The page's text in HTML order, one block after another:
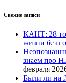
Свежие записи
КАНТ: 28
жизни без
знаем про
февраля
Были ли на